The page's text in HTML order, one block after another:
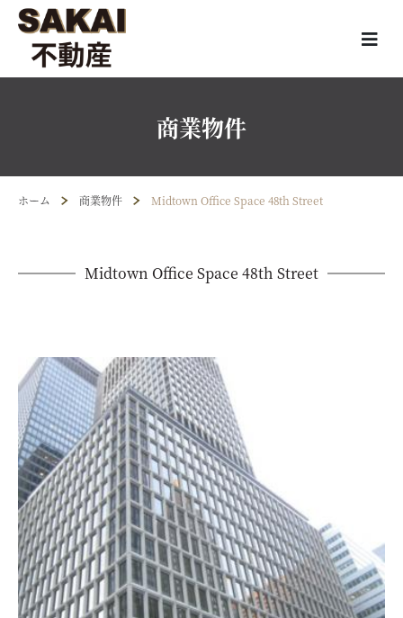
商業物件
ホーム 商業物件 Midtown Office Space 48th Street
Midtown Office Space 48th Street